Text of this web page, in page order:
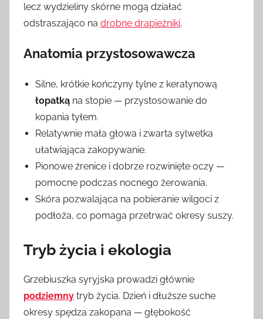
lecz wydzieliny skórne mogą działać
odstraszająco na drobne drapieżniki.
Anatomia przystosowawcza
Silne, krótkie kończyny tylne z keratynową
łopatką na stopie — przystosowanie do
kopania tyłem.
Relatywnie mała głowa i zwarta sylwetka
ułatwiająca zakopywanie.
Pionowe źrenice i dobrze rozwinięte oczy —
pomocne podczas nocnego żerowania.
Skóra pozwalająca na pobieranie wilgoci z
podłoża, co pomaga przetrwać okresy suszy.
Tryb życia i ekologia
Grzebiuszka syryjska prowadzi głównie
podziemny tryb życia. Dzień i dłuższe suche
okresy spędza zakopana — głębokość